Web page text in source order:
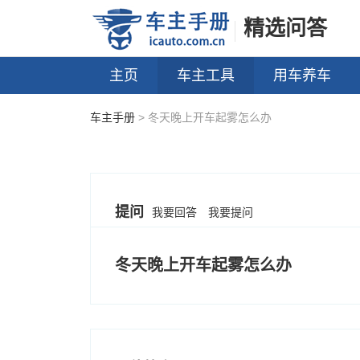
精选问答
主页 车主工具 用车养车
车主手册 > 冬天晚上开车起雾怎么办
提问 我要回答 我要提问
冬天晚上开车起雾怎么办